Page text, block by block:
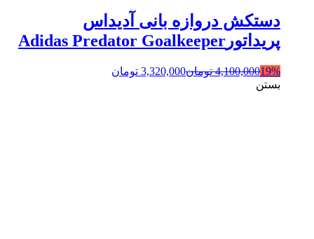
دستکش دروازه بانی آدیداس
پریداتورAdidas Predator Goalkeeper
19%
4,100,000 تومان3,320,000 تومان
بستن